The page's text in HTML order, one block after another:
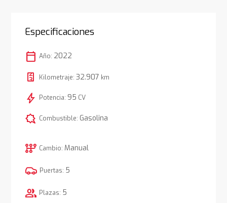
Especificaciones
calendar_today Año: 2022
Kilometraje: 32.907 km
bolt Potencia: 95 CV
comic_bubble Combustible: Gasolina
auto_transmission Cambio: Manual
Puertas: 5
group Plazas: 5